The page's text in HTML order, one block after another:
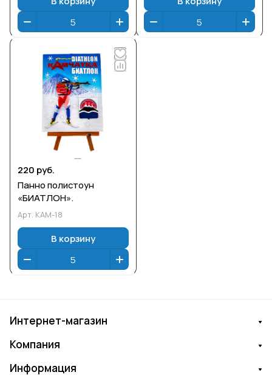
220 руб.
Панно полистоун
«БИАТЛОН».
Арт. КАМ-18
В корзину
Интернет-магазин
Компания
Информация